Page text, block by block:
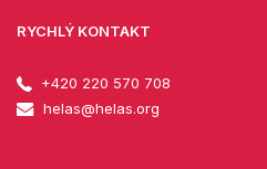
RYCHLÝ KONTAKT
+420 220 570 708
helas@helas.org